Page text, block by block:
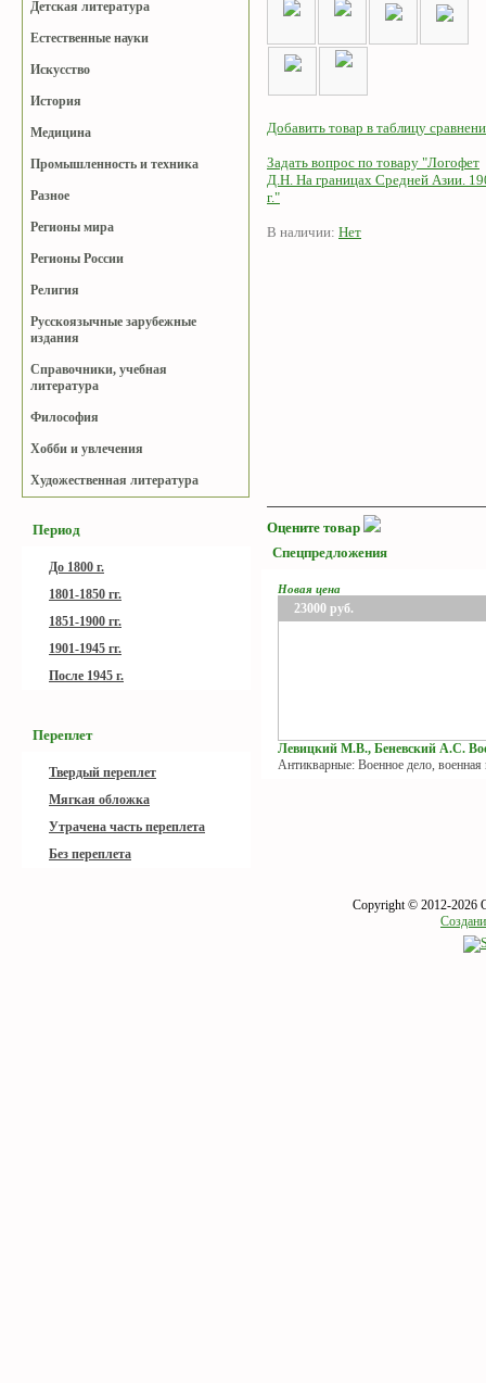
Детская литература
Естественные науки
Искусство
История
Медицина
Промышленность и техника
Разное
Регионы мира
Регионы России
Религия
Русскоязычные зарубежные
издания
Справочники, учебная
литература
Философия
Хобби и увлечения
Художественная литература
Период
До 1800 г.
1801-1850 гг.
1851-1900 гг.
1901-1945 гг.
После 1945 г.
Переплет
Твердый переплет
Мягкая обложка
Утрачена часть переплета
Без переплета
Добавить товар в таблицу
Задать вопрос по товару "Логофет
Д.Н. На границах Средней Азии.
г."
В наличии: Нет
Оцените товар
Спецпредложения
Новая цена
23000 руб.
Левицкий М.В., Беневский А.С.
Антикварные: Военное дело, военная
Copyright © 2012-2026